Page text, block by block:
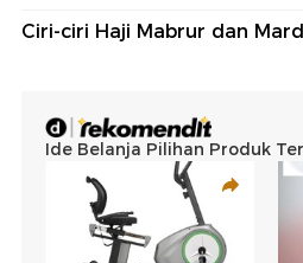
Ciri-ciri Haji Mabrur dan